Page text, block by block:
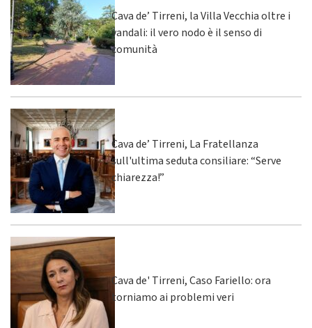
Cava de’ Tirreni, la Villa Vecchia oltre i
vandali: il vero nodo è il senso di
comunità
Cava de’ Tirreni, La Fratellanza
sull'ultima seduta consiliare: “Serve
chiarezza!”
Cava de' Tirreni, Caso Fariello: ora
torniamo ai problemi veri